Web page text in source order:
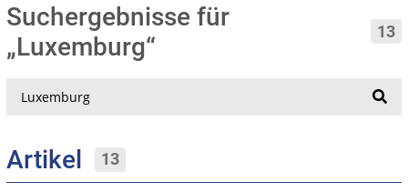
Suchergebnisse für
„Luxemburg“
13
Artikel 13